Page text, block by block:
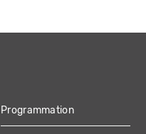
Programmation